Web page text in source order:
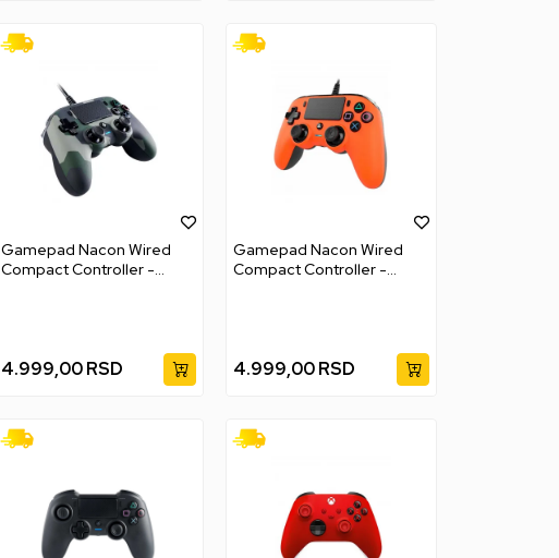
Gamepad Nacon Wired
Compact Controller -
4.999,00 RSD
Gamepad Nacon Wired
Compact Controller -
4.999,00RSD